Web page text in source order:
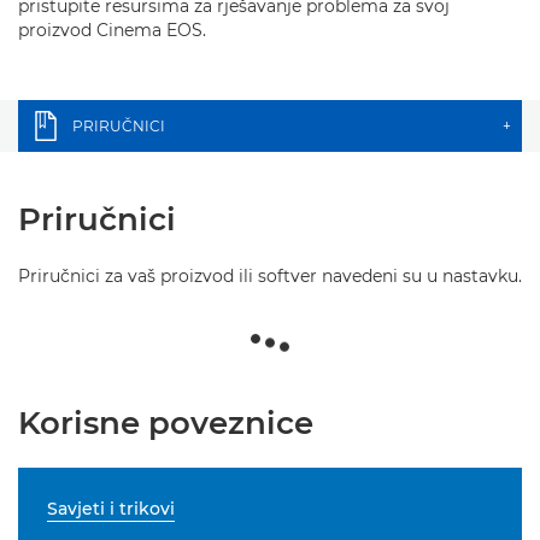
pristupite resursima za rješavanje problema za svoj
proizvod Cinema EOS.
PRIRUČNICI +
Priručnici
Priručnici za vaš proizvod ili softver navedeni su u nastavku.
Korisne poveznice
Savjeti i trikovi